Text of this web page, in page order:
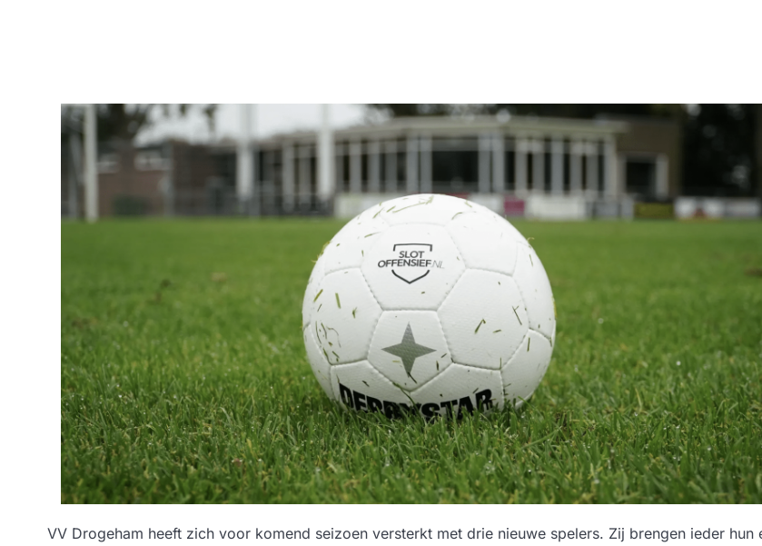
VV Drogeham heeft zich voor komend seizoen versterkt met drie nieuwe spelers. Zij brengen ieder hun